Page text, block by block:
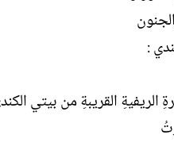
:
الريفيةِ القريبةِ من بيتي